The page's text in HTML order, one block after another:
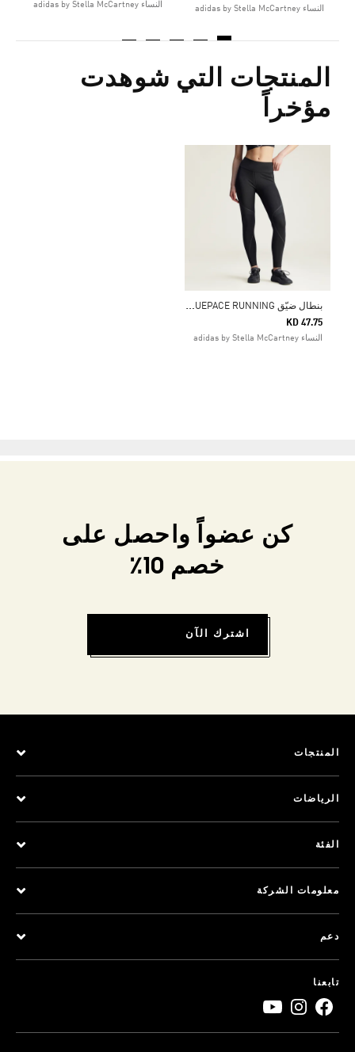
النساء adidas by Stella McCartney النساء adidas by Stella McCartney
المنتجات التي شوهدت
مؤخراً
ب
نطال ضيّق ADIDAS BY STELLA MCCARTNEY TRUEPACE RUNNING
KD 47.75
النساء adidas by Stella McCartney
كن عضواً واحصل على
خصم 10٪
اشترك الآن
المنتجات
الرياضات
الفئة
معلومات الشركة
دعم
تابعنا